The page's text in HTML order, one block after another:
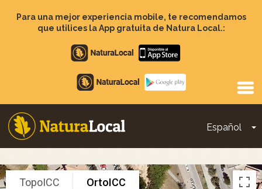
contenido
Para una mejor experiencia mobile, te recomendamos
que utilices la App gratuita de Natura Local.:
Apple
store
Google
Play
Español
Main
navigation
TopoICC OrtoICC